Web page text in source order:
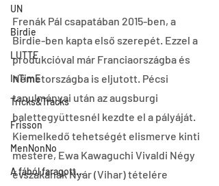
UN
Birdie
LUTTE
InTimE
Tricks&Tracks
Frisson
MenNonNo
A fából faragott...
Frenák Pál csapatában 2015-ben, a
Birdie-ben kapta első szerepét. Ezzel a
produkcióval már Franciaországba és
Németországba is eljutott. Pécsi
tanulmányai után az augsburgi
balettegyüttesnél kezdte el a pályáját.
Kiemelkedő tehetségét elismerve kinti
mestere, Ewa Kawaguchi Vivaldi Négy
évszakának Nyár (Vihar) tételére